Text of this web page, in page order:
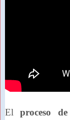
Elproceso